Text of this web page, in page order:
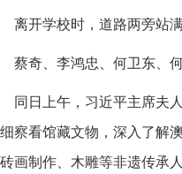
离开学校时，道路两旁站
蔡奇、李鸿忠、何卫东、
同日上午，习近平主席夫
察看馆藏文物，深入了解
画制作、木雕等非遗传承